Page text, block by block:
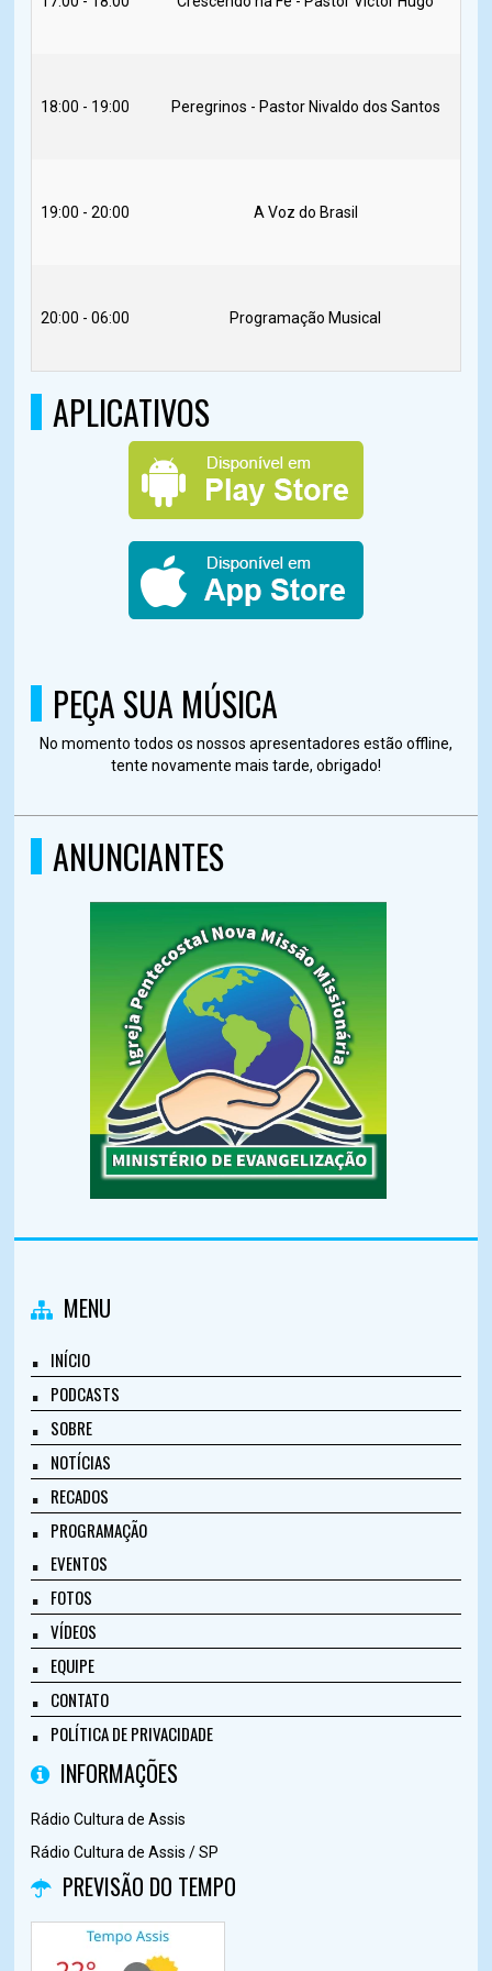
18:00 - 19:00
Peregrinos - Pastor Nivaldo dos Santos
19:00 - 20:00
A Voz do Brasil
20:00 - 06:00
Programação Musical
APLICATIVOS
PEÇA SUA MÚSICA
No momento todos os nossos apresentadores estão offline,
tente novamente mais tarde, obrigado!
ANUNCIANTES
MENU
INÍCIO
PODCASTS
SOBRE
NOTÍCIAS
RECADOS
PROGRAMAÇÃO
EVENTOS
FOTOS
VÍDEOS
EQUIPE
CONTATO
POLÍTICA DE PRIVACIDADE
INFORMAÇÕES
Rádio Cultura de Assis
Rádio Cultura de Assis / SP
PREVISÃO DO TEMPO